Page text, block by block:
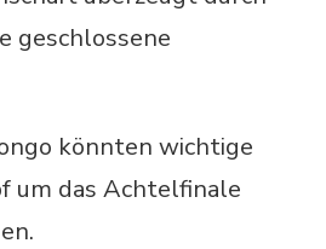
geschlossene
könnten wichtige
um das Achtelfinale